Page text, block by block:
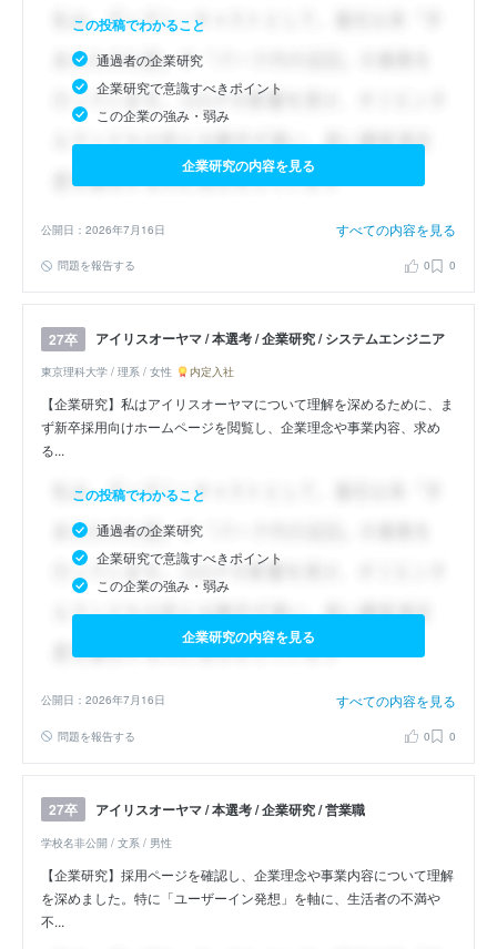
この投稿でわかること
通過者の企業研究
企業研究で意識すべきポイント
この企業の強み・弱み
企業研究の内容を見る
公開日：2026年7月16日 すべての内容を見る
問題を報告する 0 0
27卒 アイリスオーヤマ / 本選考 / 企業研究 / システムエンジニア
東京理科大学 / 理系 / 女性 内定入社
【企業研究】私はアイリスオーヤマについて理解を深めるために、ま
ず新卒採用向けホームページを閲覧し、企業理念や事業内容、求め
る...
この投稿でわかること
通過者の企業研究
企業研究で意識すべきポイント
この企業の強み・弱み
企業研究の内容を見る
公開日：2026年7月16日 すべての内容を見る
問題を報告する 0 0
27卒 アイリスオーヤマ / 本選考 / 企業研究 / 営業職
学校名非公開 / 文系 / 男性
【企業研究】採用ページを確認し、企業理念や事業内容について理解
を深めました。特に「ユーザーイン発想」を軸に、生活者の不満や
不...